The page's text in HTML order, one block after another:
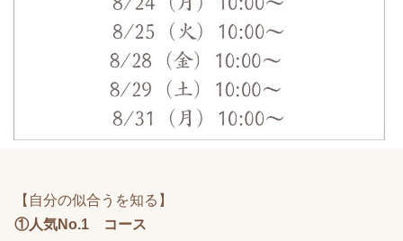
【自分の似合うを知る】
①人気No.1
コース